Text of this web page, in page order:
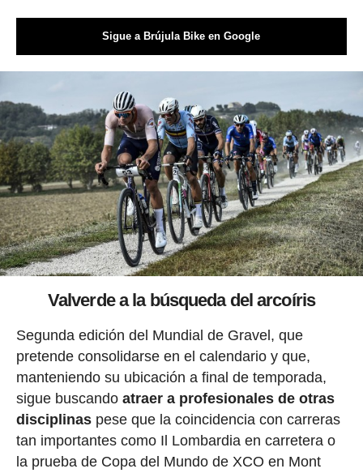
Sigue a Brújula Bike en Google
Valverde a la búsqueda del arcoíris
Segunda edición del Mundial de Gravel, que
pretende consolidarse en el calendario y que,
manteniendo su ubicación a final de temporada,
sigue buscandoatraer a profesionales de otras
disciplinaspese que la coincidencia con carreras
tan importantes como Il Lombardia en carretera o
la prueba de Copa del Mundo de XCO en Mont